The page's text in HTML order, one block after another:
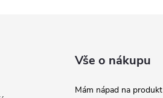
Vše o nákupu
Mám nápad na produkt